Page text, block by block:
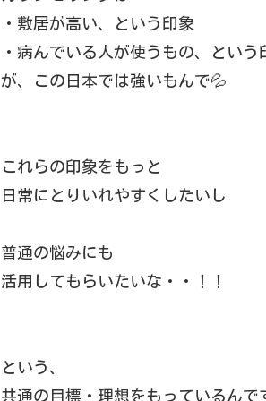
・敷居が高い、という印象
・病んでいる人が使うもの、という
が、この日本では強いもんで💦
これらの印象をもっと
日常にとりいれやすくしたいし
普通の悩みにも
活用してもらいたいな・・！！
という、
共通の目標・理想をもっているんで